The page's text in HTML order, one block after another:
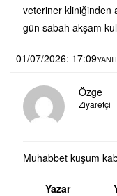
veteriner kliniğinden
gün sabah akşam
01/07/2026: 17:09
Özge
Ziyaretçi
Muhabbet kuşum
Yazar